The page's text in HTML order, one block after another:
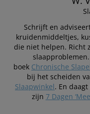
Schrijft en
kruidenmiddeltjes,
die niet helpen. Richt
boek Chronische
bij het scheiden
Slaapwinkel. En
zijn 7 Dagen